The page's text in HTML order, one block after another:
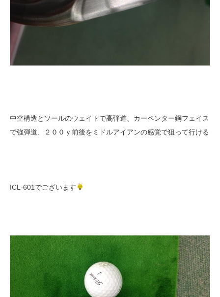
中空構造とソールのウェイトで高弾道、カーペンター鋼フェイス
で強弾道、２００ｙ前後をミドルアイアンの感覚で狙って行ける
ICL-601でございます